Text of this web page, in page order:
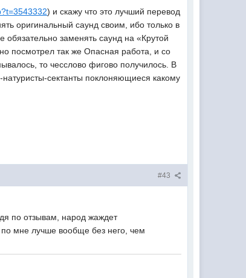
) и скажу что это лучший перевод
оригинальный саунд своим, ибо только в
заменять саунд на «Крутой
посмотрел так же Опасная работа, и со
то чесслово фигово получилось. В
сектанты поклоняющиеся какому
#43
по отзывам, народ жаждет
по мне лучше вообще без него, чем